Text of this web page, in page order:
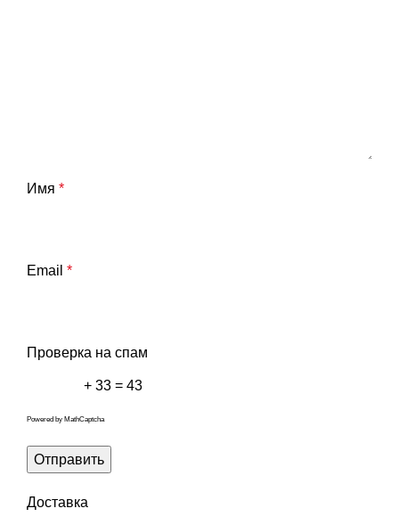
Имя *
Email *
Проверка на спам
+ 33 = 43
Powered by MathCaptcha
Доставка